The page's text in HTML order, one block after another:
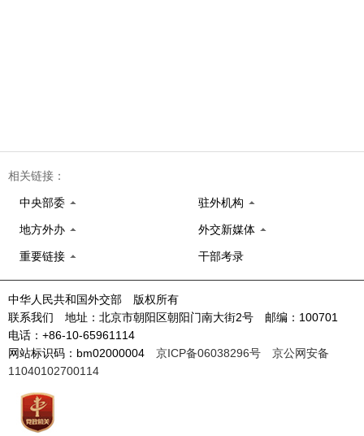
相关链接：
中央部委 驻外机构
地方外办 外交新媒体
重要链接 干部考录
中华人民共和国外交部 版权所有
联系我们 地址：北京市朝阳区朝阳门南大街2号 邮编：100701
电话：+86-10-65961114
网站标识码：bm02000004 京ICP备06038296号
京公网安备
11040102700114